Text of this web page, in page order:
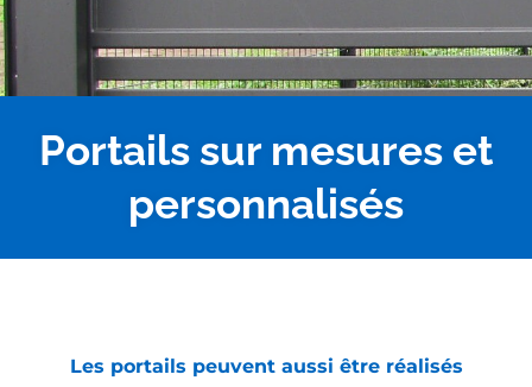
Portails sur mesures et
personnalisés
Les portails peuvent aussi être réalisés